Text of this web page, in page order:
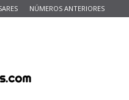
NÚMEROS ANTERIORES